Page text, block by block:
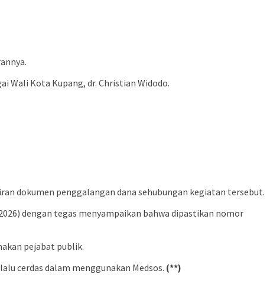
Wali Kota Kupang, dr. Christian Widodo.
dokumen penggalangan dana sehubungan kegiatan tersebut.
dengan tegas menyampaikan bahwa dipastikan nomor
pejabat publik.
cerdas dalam menggunakan Medsos. (**)